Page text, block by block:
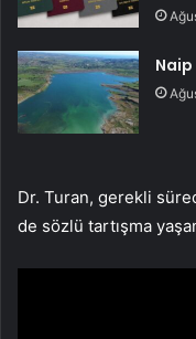
Naip
Dr. Turan, gerekli
de sözlü tartışma